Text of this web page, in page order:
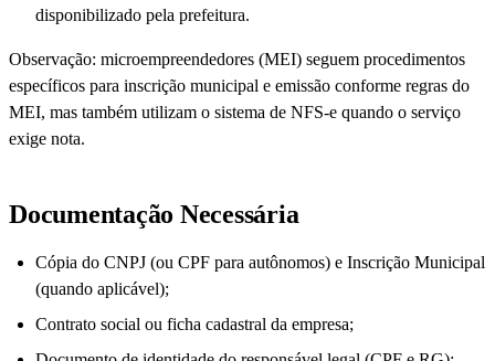
disponibilizado pela prefeitura.
Observação: microempreendedores (MEI) seguem procedimentos
específicos para inscrição municipal e emissão conforme regras do
MEI, mas também utilizam o sistema de NFS-e quando o serviço
exige nota.
Documentação Necessária
Cópia do CNPJ (ou CPF para autônomos) e Inscrição Municipal
(quando aplicável);
Contrato social ou ficha cadastral da empresa;